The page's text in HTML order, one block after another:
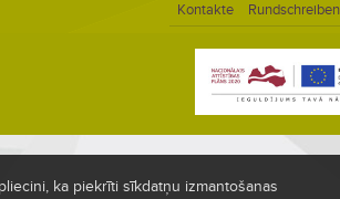
Kontakte Rundschreiben
ka piekrīti sīkdatņu izmantošanas